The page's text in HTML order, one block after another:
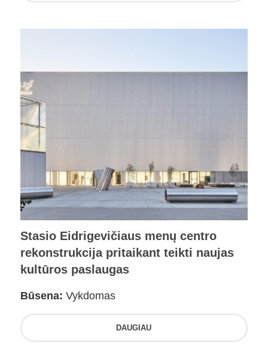
Stasio Eidrigevičiaus menų centro
rekonstrukcija pritaikant teikti naujas
kultūros paslaugas
Būsena: Vykdomas
DAUGIAU